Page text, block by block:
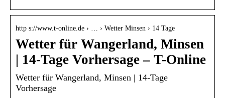
http s://www.t-online.de › … › Wetter Minsen › 14 Tage
Wetter für Wangerland, Minsen
| 14-Tage Vorhersage – T-Online
Wetter für Wangerland, Minsen | 14-Tage
Vorhersage